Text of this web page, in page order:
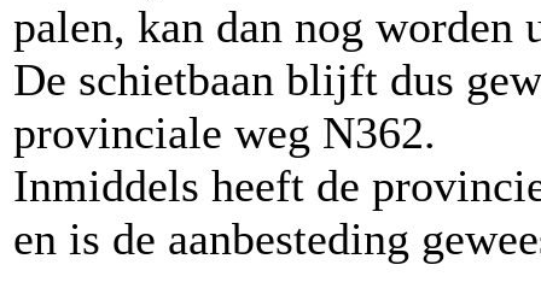
palen, kan dan nog worden
De schietbaan blijft dus
provinciale weg N362.
Inmiddels heeft de
en is de aanbesteding